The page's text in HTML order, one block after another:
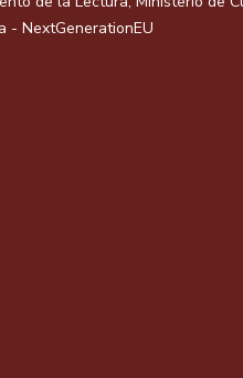
- NextGenerationEU